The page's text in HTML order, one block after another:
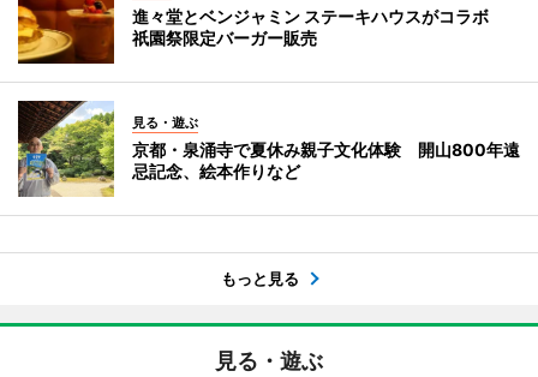
進々堂とベンジャミン ステーキハウスがコラボ
祇園祭限定バーガー販売
見る・遊ぶ
京都・泉涌寺で夏休み親子文化体験 開山800年遠
忌記念、絵本作りなど
もっと見る
見る・遊ぶ